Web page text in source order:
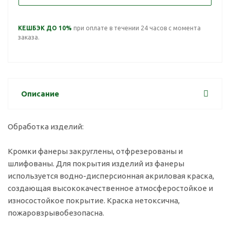
КЕШБЭК ДО 10% при оплате в течении 24 часов с момента
заказа.
Описание
Обработка изделий:
Кромки фанеры закруглены, отфрезерованы и
шлифованы. Для покрытия изделий из фанеры
используется водно-дисперсионная акриловая краска,
создающая высококачественное атмосферостойкое и
износостойкое покрытие. Краска нетоксична,
пожаровзрывобезопасна.